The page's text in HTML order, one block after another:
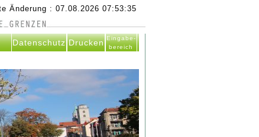
Änderung : 07.08.2026 07:53:35
Datenschutz Drucken Eingabe-
bereich